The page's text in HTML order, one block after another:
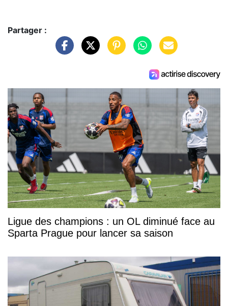
Partager :
Ligue des champions : un OL diminué face au
Sparta Prague pour lancer sa saison